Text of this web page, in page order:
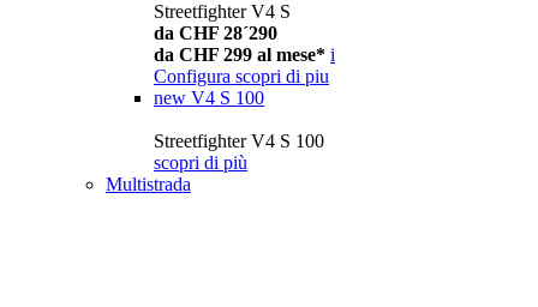
Streetfighter V4 S
da CHF 28´290
da CHF 299 al mese* i
Configura scopri di piu
new V4 S 100
Streetfighter V4 S 100
scopri di più
Multistrada